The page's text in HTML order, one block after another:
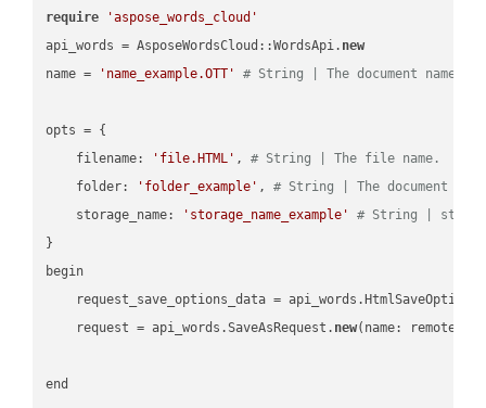
require
'aspose_words_cloud'
api_words = AsposeWordsCloud::WordsApi. new
name =
'name_example.OTT' # String | The document name.
opts = {
    filename:
'file.HTML' , # String | The file name.
    folder:
'folder_example' , # String | The document
    storage_name:
'storage_name_example'
# String |
}
begin
request_save_options_data =
    request = api_words.SaveAsRequest.
new(name:
end